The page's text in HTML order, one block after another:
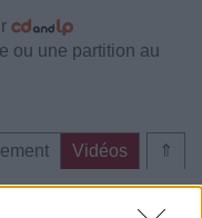
ou une partition au
⇑
Vidéos